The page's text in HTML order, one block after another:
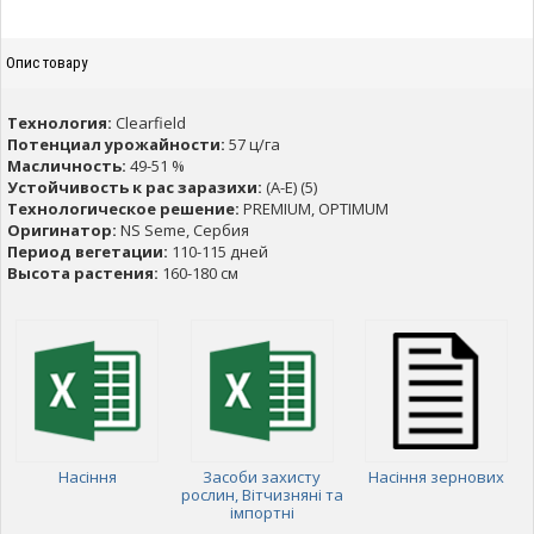
Опис товару
Технология: Clearfield
Потенциал урожайности: 57 ц/га
Масличность: 49-51 %
Устойчивость к рас заразихи: (A-Е) (5)
Технологическое решение: PREMIUM, OPTIMUM
Оригинатор: NS Seme, Сербия
Период вегетации: 110-115 дней
Высота растения: 160-180 см
Насіння
Засоби захисту
рослин, Вітчизняні та
імпортні
Насіння зернових